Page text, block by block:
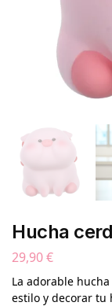
Hucha
29,90€
La adorable
estilo y decorar tu